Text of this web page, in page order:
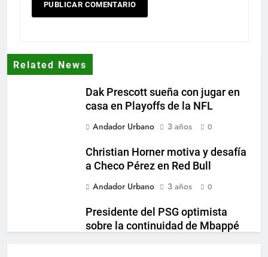
Related News
Dak Prescott sueña con jugar en
casa en Playoffs de la NFL
Andador Urbano
3 años 0
Christian Horner motiva y desafía
a Checo Pérez en Red Bull
Andador Urbano
3 años 0
Presidente del PSG optimista
sobre la continuidad de Mbappé